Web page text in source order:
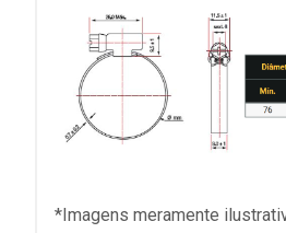
*Imagens meramente